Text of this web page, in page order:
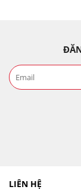
LIÊN HỆ